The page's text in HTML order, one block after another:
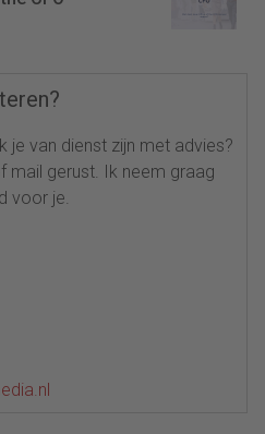
je van dienst zijn met advies?
mail gerust. Ik neem graag
voor je.